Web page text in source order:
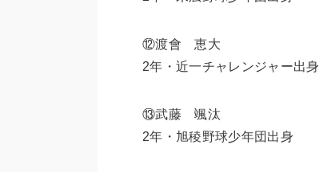
⑫渡會 恵大
2年・近一チャレンジャー出身
⑬武藤 颯汰
2年・旭稜野球少年団出身